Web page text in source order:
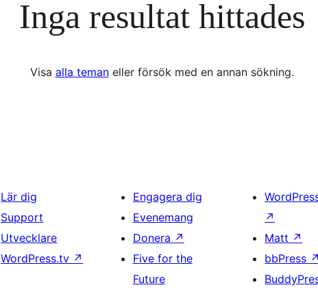
Inga resultat hittades
Visa alla temaneller försök med en annan sökning.
Lär dig
Support
Utvecklare
WordPress.tv ↗
Engagera dig
Evenemang
Donera ↗
Five for the
Future
↗
Matt ↗
bbPress ↗